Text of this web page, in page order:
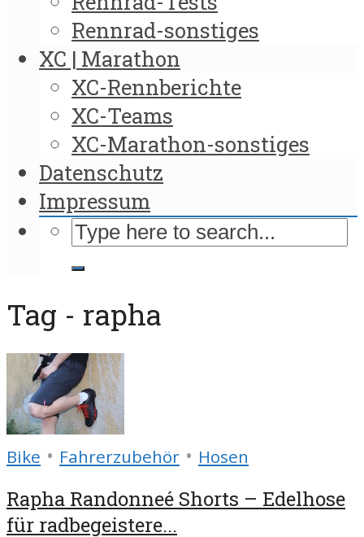
Rennrad-sonstiges
XC | Marathon
XC-Rennberichte
XC-Teams
XC-Marathon-sonstiges
Datenschutz
Impressum
Tag - rapha
Bike • Fahrerzubehör • Hosen
Rapha Randonneé Shorts – Edelhose
für radbegeistere...